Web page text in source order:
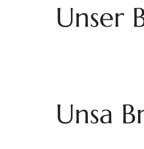
Unser
Unsa